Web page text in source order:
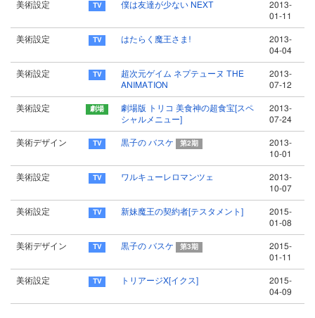
美術設定 僕は友達が少ない NEXT
2013-
01-11
美術設定 はたらく魔王さま!
2013-
04-04
美術設定
超次元ゲイム ネプテューヌ THE
ANIMATION
2013-
07-12
美術設定
劇場版 トリコ 美食神の超食宝[スペ
シャルメニュー]
2013-
07-24
美術デザイン 黒子の バスケ 第2期
2013-
10-01
美術設定 ワルキューレロマンツェ
2013-
10-07
美術設定 新妹魔王の契約者[テスタメント]
2015-
01-08
美術デザイン 黒子の バスケ 第3期
2015-
01-11
美術設定 トリアージX[イクス]
2015-
04-09